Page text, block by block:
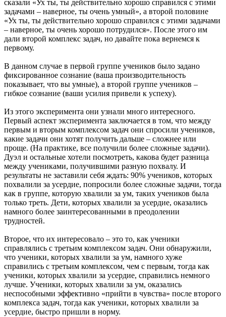
сказали «Ух ты, ты действительно хорошо справился с этими
задачами – наверное, ты очень умный», а второй половине
«Ух ты, ты действительно хорошо справился с этими задачами
– наверное, ты очень хорошо потрудился». После этого им
дали второй комплекс задач, но давайте пока вернемся к
первому.
В данном случае в первой группе учеников было задано
фиксированное сознание (ваша производительность
показывает, что вы умные), а второй группе учеников –
гибкое сознание (ваши усилия привели к успеху).
Из этого эксперимента они узнали много интересного.
Первый аспект эксперимента заключается в том, что между
первым и вторым комплексом задач они спросили учеников,
какие задачи они хотят получить дальше – сложнее или
проще. (На практике, все получили более сложные задачи).
Дуэл и остальные хотели посмотреть, какова будет разница
между учениками, получившими разную похвалу. И
результаты не заставили себя ждать: 90% учеников, которых
похвалили за усердие, попросили более сложные задачи, тогда
как в группе, которую хвалили за ум, таких учеников была
только треть. Дети, которых хвалили за усердие, оказались
намного более заинтересованными в преодолении
трудностей.
Второе, что их интересовало – это то, как ученики
справлялись с третьим комплексом задач. Они обнаружили,
что ученики, которых хвалили за ум, намного хуже
справились с третьим комплексом, чем с первым, тогда как
ученики, которых хвалили за усердие, справились немного
лучше. Ученики, которых хвалили за ум, оказались
неспособными эффективно «прийти в чувства» после второго
комплекса задач, тогда как ученики, которых хвалили за
усердие, быстро пришли в норму.